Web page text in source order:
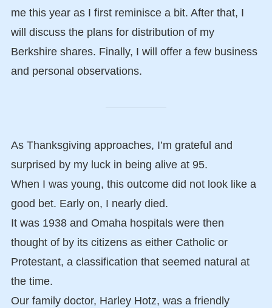
me this year as I first reminisce a bit. After that, I
will discuss the plans for distribution of my
Berkshire shares. Finally, I will offer a few business
and personal observations.
As Thanksgiving approaches, I’m grateful and
surprised by my luck in being alive at 95.
When I was young, this outcome did not look like a
good bet. Early on, I nearly died.
It was 1938 and Omaha hospitals were then
thought of by its citizens as either Catholic or
Protestant, a classification that seemed natural at
the time.
Our family doctor, Harley Hotz, was a friendly